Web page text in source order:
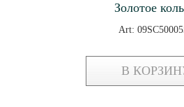
Золотое
Art:
В